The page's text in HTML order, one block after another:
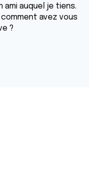
auquel je tiens.
avez vous
?